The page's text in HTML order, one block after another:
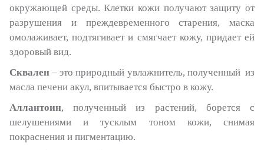
окружающей среды. Клетки кожи получают защиту от
разрушения и преждевременного старения, маска
омолаживает, подтягивает и смягчает кожу, придает ей
здоровый вид.
Сквален – это природный увлажнитель, полученный из
масла печени акул, впитывается быстро в кожу.
Аллантоин, полученный из растений, борется с
шелушениями и тусклым тоном кожи, снимая
покраснения и пигментацию.